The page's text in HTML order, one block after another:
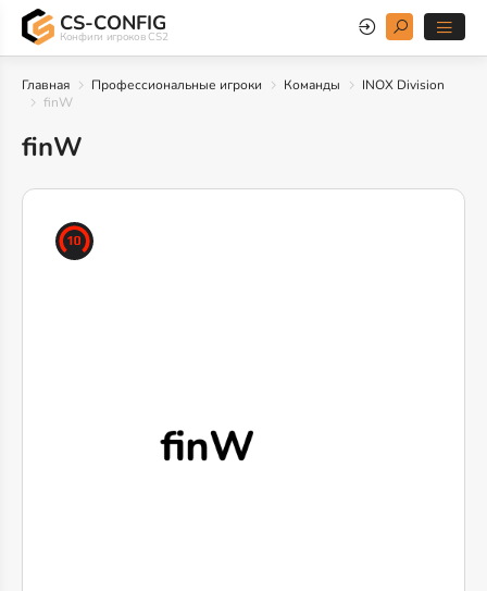
CS-CONFIG
Конфиги игроков CS2
Главная Профессиональные игроки Команды
INOX Division
finW
finW